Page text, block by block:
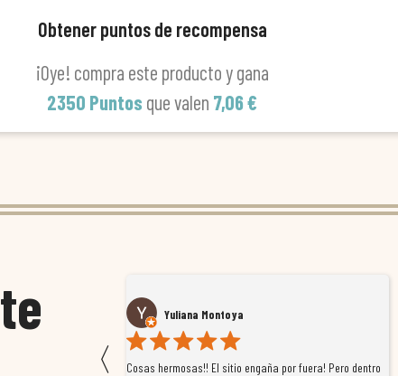
Obtener puntos de recompensa
¡Oye! compra este producto y gana
2350 Puntos que valen 7,06 €
〈
un pequeño
Yuliana Montoya
Cosas hermosas!! El sitio engaña por fuera! Pero dentro